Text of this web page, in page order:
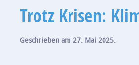
Trotz Krisen:
Geschrieben am 27. Mai 2025.